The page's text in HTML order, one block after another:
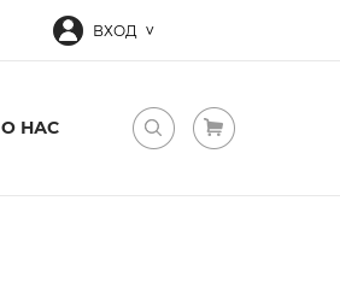
ВХОД
О НАС